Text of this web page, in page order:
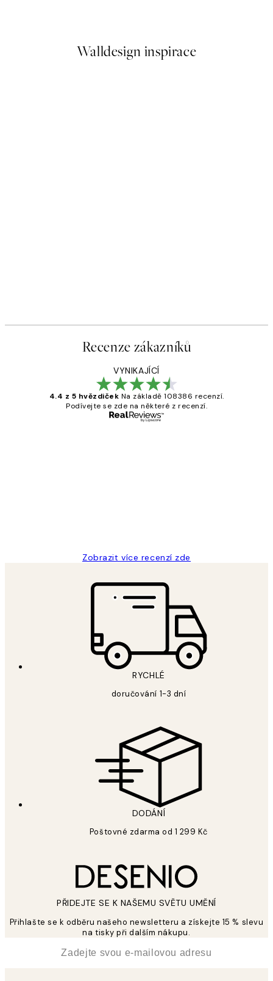
Walldesign inspirace
Recenze zákazníků
VYNIKAJÍCÍ
4.4 z 5 hvězdiček Na základě 108386 recenzí.
Podívejte se zde na některé z recenzí.
Zobrazit více recenzí zde
RYCHLÉ
doručování 1-3 dní
DODÁNÍ
Poštovné zdarma od 1 299 Kč
PŘIDEJTE SE K NAŠEMU SVĚTU UMĚNÍ
Přihlašte se k odběru našeho newsletteru a získejte 15 % slevu
na tisky při dalším nákupu.